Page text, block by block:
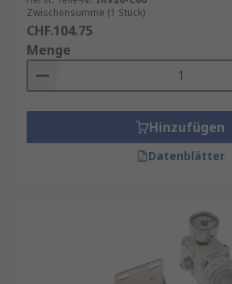
Zwischensumme (1 Stück)
CHF.104.75
Menge
Hinzufügen
Datenblätter